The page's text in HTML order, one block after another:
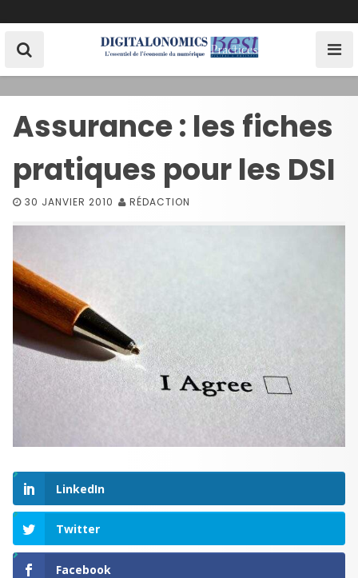
k
Assurance : les fiches
pratiques pour les DSI
30 JANVIER 2010 RÉDACTION
LinkedIn
Twitter
Facebook